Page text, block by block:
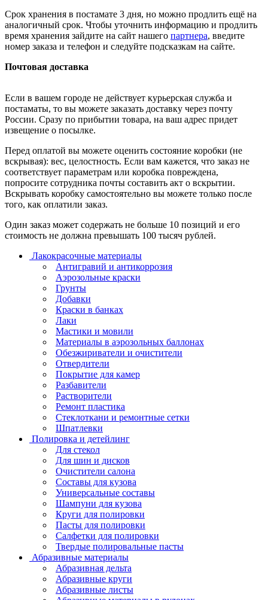
Срок хранения в постамате 3 дня, но можно продлить ещё на
аналогичный срок. Чтобы уточнить информацию и продлить
время хранения зайдите на сайт нашего партнера, введите
номер заказа и телефон и следуйте подсказкам на сайте.
Почтовая доставка
Если в вашем городе не действует курьерская служба и
постаматы, то вы можете заказать доставку через почту
России. Сразу по прибытии товара, на ваш адрес придет
извещение о посылке.
Перед оплатой вы можете оценить состояние коробки (не
вскрывая): вес, целостность. Если вам кажется, что заказ не
соответствует параметрам или коробка повреждена,
попросите сотрудника почты составить акт о вскрытии.
Вскрывать коробку самостоятельно вы можете только после
того, как оплатили заказ.
Один заказ может содержать не больше 10 позиций и его
стоимость не должна превышать 100 тысяч рублей.
Лакокрасочные материалы
Антигравий и антикоррозия
Аэрозольные краски
Грунты
Добавки
Краски в банках
Лаки
Мастики и мовили
Материалы в аэрозольных баллонах
Обезжириватели и очистители
Отвердители
Покрытие для камер
Разбавители
Растворители
Ремонт пластика
Стеклоткани и ремонтные сетки
Шпатлевки
Полировка и детейлинг
Для стекол
Для шин и дисков
Очистители салона
Составы для кузова
Универсальные составы
Шампуни для кузова
Круги для полировки
Пасты для полировки
Салфетки для полировки
Твердые полировальные пасты
Абразивные материалы
Абразивная дельта
Абразивные круги
Абразивные листы